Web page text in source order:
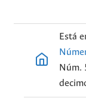
Está
Núm.